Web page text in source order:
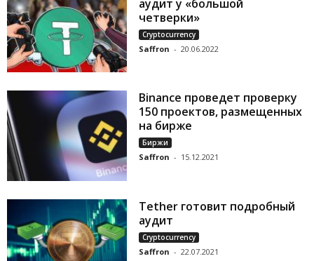
аудит у «большой
четверки»
Cryptocurrency
Saffron - 20.06.2022
Binance проведет проверку
150 проектов, размещенных
на бирже
Биржи
Saffron - 15.12.2021
Tether готовит подробный
аудит
Cryptocurrency
Saffron - 22.07.2021